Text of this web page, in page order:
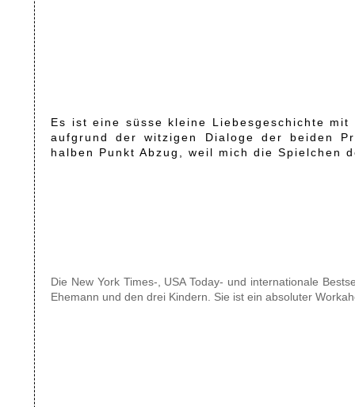
Es ist eine süsse kleine Liebesgeschichte
aufgrund der witzigen Dialoge der beiden
halben Punkt Abzug, weil mich die Spielchen
Die New York Times-, USA Today- und internationale
Ehemann und den drei Kindern. Sie ist ein absoluter